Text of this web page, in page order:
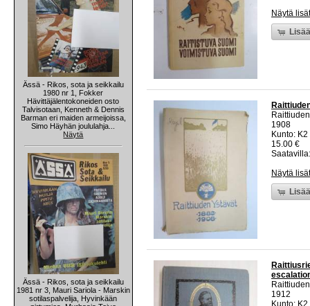
Ässä - Rikos, sota ja seikkailu
1980 nr 1, Fokker
Hävittäjälentokoneiden osto
Talvisotaan, Kenneth & Dennis
Barman eri maiden armeijoissa,
Simo Häyhän joululahja...
Näytä
Ässä - Rikos, sota ja seikkailu
1981 nr 3, Mauri Sariola - Marskin
sotilaspalvelija, Hyvinkään
Näytä
1908
Kunto:
15.00 €
Näytä
1912
Kunto: